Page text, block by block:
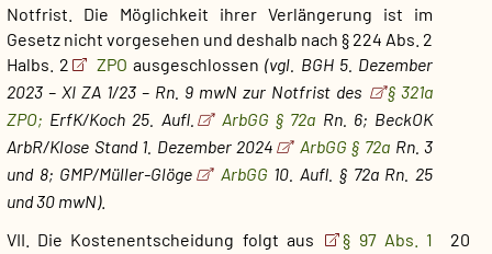
Notfrist. Die Möglichkeit ihrer Verlängerung ist im
Gesetz nicht vorgesehen und deshalb nach § 224 Abs. 2
Halbs. 2
ZPOausgeschlossen (vgl. BGH 5. Dezember
2023 – XI ZA 1/23 – Rn. 9 mwN zur Notfrist des
§ 321a
ZPO; ErfK/Koch 25. Aufl. ArbGG § 72a Rn. 6; BeckOK
ArbR/Klose Stand 1. Dezember 2024
ArbGG § 72a Rn. 3
und 8; GMP/Müller-Glöge
ArbGG 10. Aufl. § 72a Rn. 25
und 30 mwN).
20
VII. Die Kostenentscheidung folgt aus
§ 97 Abs. 1